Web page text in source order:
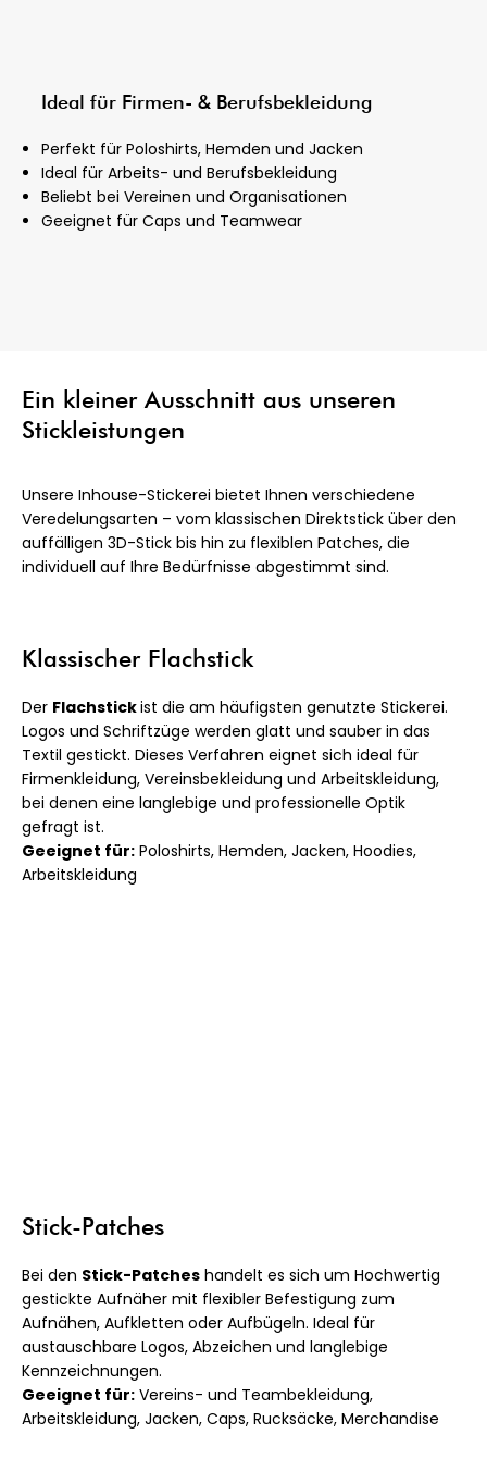
Ideal für Firmen- & Berufsbekleidung
Perfekt für Poloshirts, Hemden und Jacken
Ideal für Arbeits- und Berufsbekleidung
Beliebt bei Vereinen und Organisationen
Geeignet für Caps und Teamwear
Ein kleiner Ausschnitt aus unseren
Stickleistungen
Unsere Inhouse-Stickerei bietet Ihnen verschiedene
Veredelungsarten – vom klassischen Direktstick über den
auffälligen 3D-Stick bis hin zu flexiblen Patches, die
individuell auf Ihre Bedürfnisse abgestimmt sind.
Der Flachstickist die am häufigsten genutzte Stickerei.
Logos und Schriftzüge werden glatt und sauber in das
Textil gestickt. Dieses Verfahren eignet sich ideal für
Firmenkleidung, Vereinsbekleidung und Arbeitskleidung,
bei denen eine langlebige und professionelle Optik
gefragt ist.
Geeignet für: Poloshirts, Hemden, Jacken, Hoodies,
Arbeitskleidung
Klassischer Flachstick
Bei den Stick-Patches handelt es sich um Hochwertig
gestickte Aufnäher mit flexibler Befestigung zum
Aufnähen, Aufkletten oder Aufbügeln. Ideal für
austauschbare Logos, Abzeichen und langlebige
Kennzeichnungen.
Geeignet für: Vereins- und Teambekleidung,
Arbeitskleidung, Jacken, Caps, Rucksäcke, Merchandise
Stick-Patches